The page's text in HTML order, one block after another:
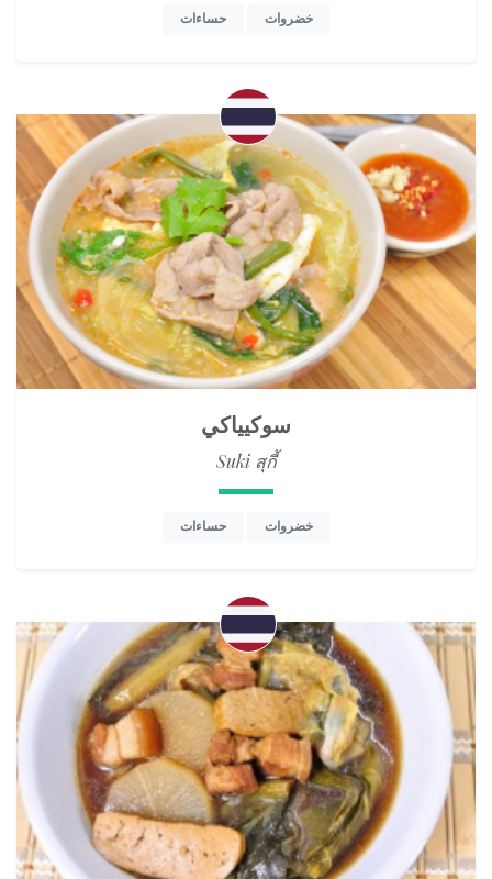
خضروات حساءات
سوكيياكي
Suki สุกี้
خضروات حساءات